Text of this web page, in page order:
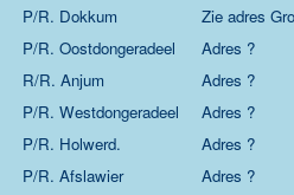
P/R. Dokkum
Zie adres
P/R. Oostdongeradeel
Adres ?
R/R. Anjum
Adres ?
P/R. Westdongeradeel
Adres ?
P/R. Holwerd.
Adres ?
P/R. Afslawier
Adres ?